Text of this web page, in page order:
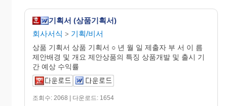
기획서 (상품기획서)
회사서식 > 기획/비서
상품 기획서 상품 기획서 ○ 년 월 일 제출자 부 서 이 름
제안배경 및 개요 제안상품의 특징 상품개발 및 출시 기
간 예상 수익률
조회수: 2068 | 다운로드: 1654